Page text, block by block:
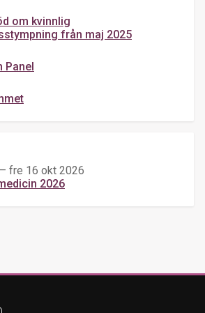
om kvinnlig
från maj 2025
Panel
fre 16 okt 2026
2026